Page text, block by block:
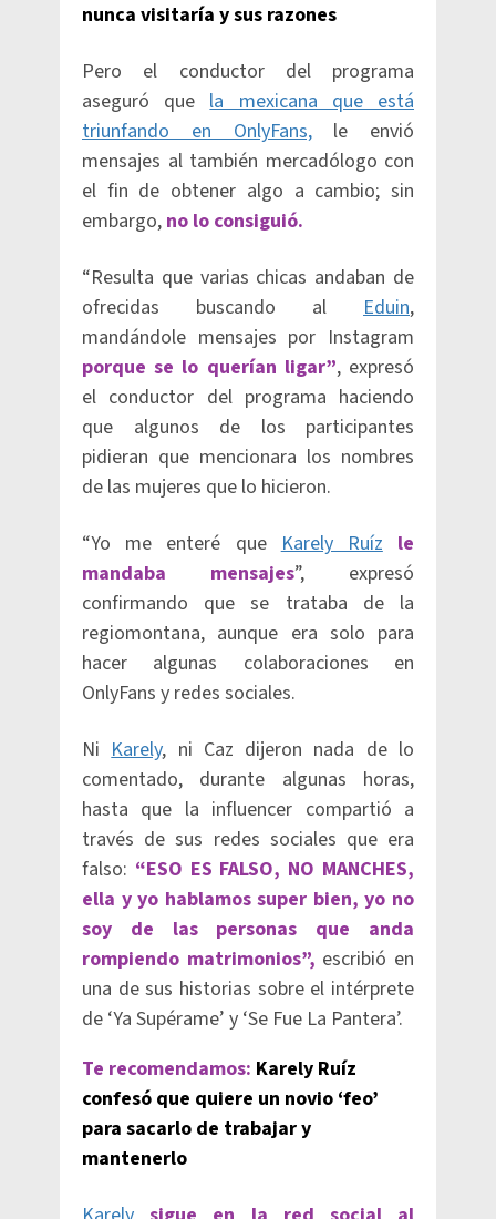
nunca visitaría y sus razones
Pero el conductor del programa
aseguró quela mexicana que está
triunfando en OnlyFans,le envió
mensajes al también mercadólogo con
el fin de obtener algo a cambio; sin
embargo, no lo consiguió.
“Resulta que varias chicas andaban de
ofrecidas buscando al Eduin,
mandándole mensajes por Instagram
porque se lo querían ligar”, expresó
el conductor del programa haciendo
que algunos de los participantes
pidieran que mencionara los nombres
de las mujeres que lo hicieron.
“Yo me enteré queKarely Ruíz le
mandaba mensajes”, expresó
confirmando que se trataba de la
regiomontana, aunque era solo para
hacer algunas colaboraciones en
OnlyFans y redes sociales.
NiKarely, ni Caz dijeron nada de lo
comentado, durante algunas horas,
hasta que la influencer compartió a
través de sus redes sociales que era
falso: “ESO ES FALSO, NO MANCHES,
ella y yo hablamos super bien, yo no
soy de las personas que anda
rompiendo matrimonios”, escribió en
una de sus historias sobre el intérprete
de ‘Ya Supérame’ y ‘Se Fue La Pantera’.
Te recomendamos: Karely Ruíz
confesó que quiere un novio ‘feo’
para sacarlo de trabajar y
mantenerlo